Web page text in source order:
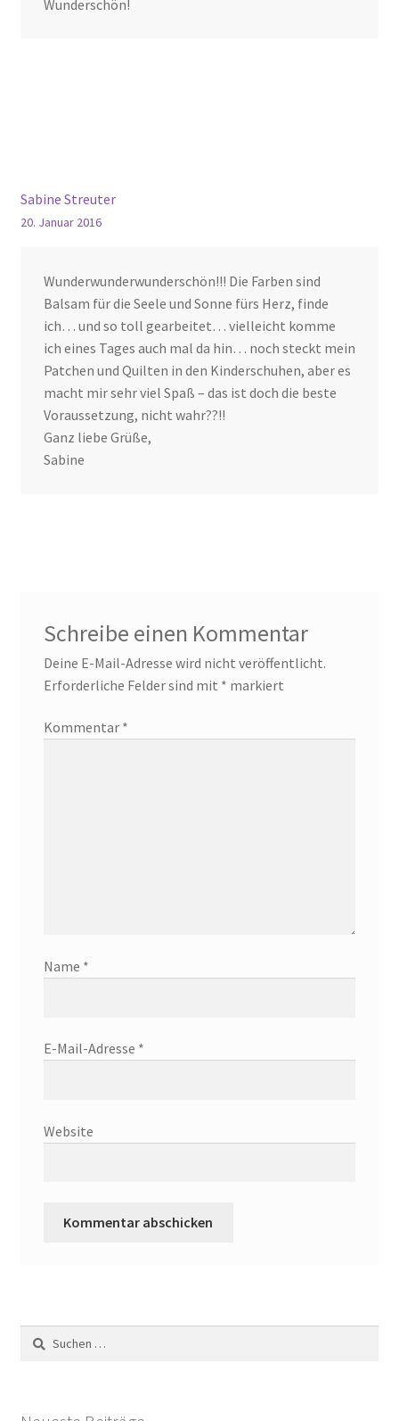
Wunderschön!
Sabine Streuter
20. Januar 2016
Wunderwunderwunderschön!!! Die Farben sind
Balsam für die Seele und Sonne fürs Herz, finde
ich… und so toll gearbeitet… vielleicht komme
ich eines Tages auch mal da hin… noch steckt mein
Patchen und Quilten in den Kinderschuhen, aber es
macht mir sehr viel Spaß – das ist doch die beste
Voraussetzung, nicht wahr??!!
Ganz liebe Grüße,
Sabine
Schreibe einen Kommentar
Deine E-Mail-Adresse wird nicht veröffentlicht.
Erforderliche Felder sind mit * markiert
Kommentar *
Name *
E-Mail-Adresse *
Website
Suchen
nach: